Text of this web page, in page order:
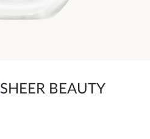
SHEER BEAUTY